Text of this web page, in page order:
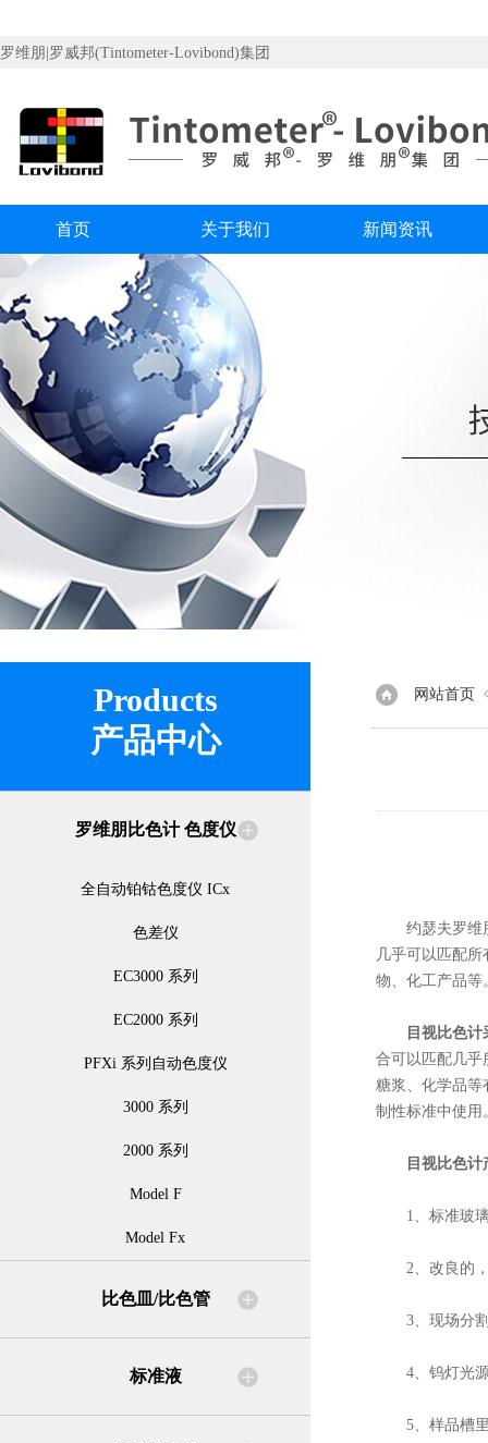
罗维朋|罗威邦(Tintometer-Lovibond)集团
首页 关于我们 新闻资讯
Products
产品中心
罗维朋比色计 色度仪
全自动铂钴色度仪 ICx
色差仪
EC3000 系列
EC2000 系列
PFXi 系列自动色度仪
3000 系列
2000 系列
Model F
Model Fx
比色皿/比色管
标准液
网站首页
约瑟夫罗维朋
几乎可以匹配
物、化工产品等
目视比色
合可以匹配几乎
糖浆、化学品等
制性标准中使用
目视比色
1、标准玻璃
2、改良的，
3、现场分割
4、钨灯光源
5、样品槽里